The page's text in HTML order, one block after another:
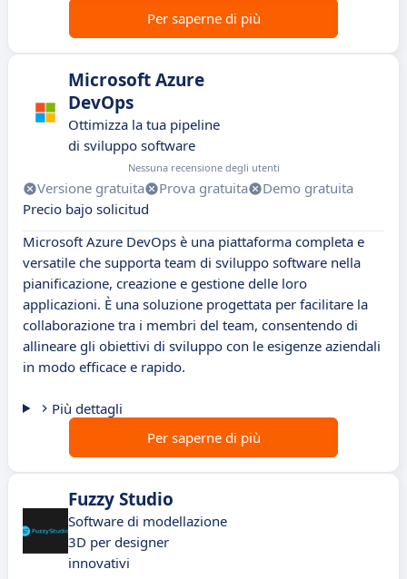
Per saperne di più
Microsoft Azure
DevOps
Ottimizza la tua pipeline
di sviluppo software
Nessuna recensione degli utenti
Versione gratuita Prova gratuita
Demo gratuita
Precio bajo solicitud
Microsoft Azure DevOps è una piattaforma completa e
versatile che supporta team di sviluppo software nella
pianificazione, creazione e gestione delle loro
applicazioni. È una soluzione progettata per facilitare la
collaborazione tra i membri del team, consentendo di
allineare gli obiettivi di sviluppo con le esigenze aziendali
in modo efficace e rapido.
Più dettagli
Per saperne di più
Fuzzy Studio
Software di modellazione
3D per designer
innovativi